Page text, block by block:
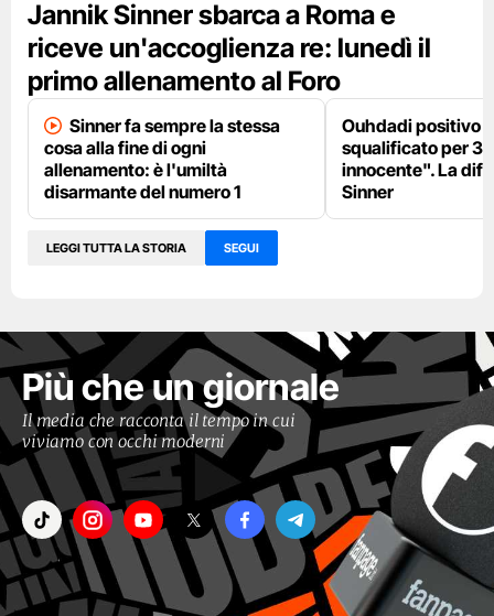
Jannik Sinner sbarca a Roma e
riceve un'accoglienza re: lunedì il
primo allenamento al Foro
Sinner fa sempre la stessa
cosa alla fine di ogni
allenamento: è l'umiltà
disarmante del numero 1
Ouhdadi positivo
squalificato per 3
innocente". La
Sinner
LEGGI TUTTA LA STORIA SEGUI
Più che un giornale
Il media che racconta il tempo in cui
viviamo con occhi moderni